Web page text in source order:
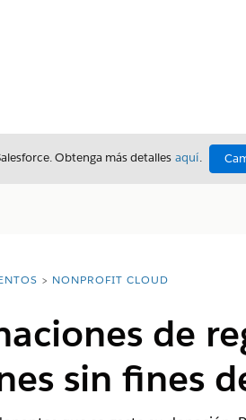
Obtenga más detalles aquí.
NONPROFIT CLOUD
de
sin fines